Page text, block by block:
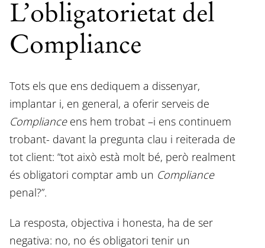
L’obligatorietat del
Compliance
Tots els que ens dediquem a dissenyar,
implantar i, en general, a oferir serveis de
Complianceens hem trobat –i ens continuem
trobant- davant la pregunta clau i reiterada de
tot client: “tot això està molt bé, però realment
és obligatori comptar amb un Compliance
penal?”.
La resposta, objectiva i honesta, ha de ser
negativa: no, no és obligatori tenir un